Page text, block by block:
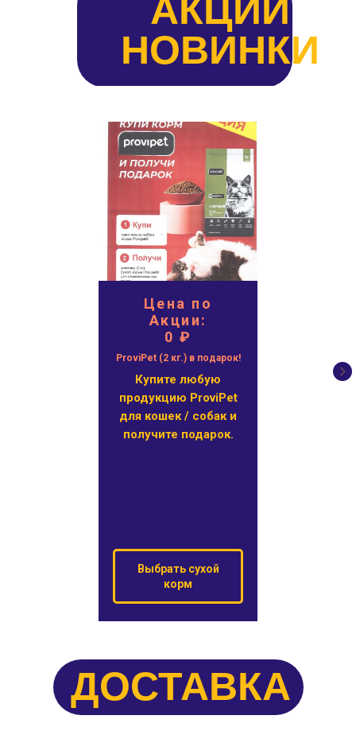
АКЦИИ
НОВИНКИ
Цена по
Акции:
0 ₽
ProviPet (2 кг.) в подарок!
Купите любую
продукцию ProviPet
для кошек / собак и
получите подарок.
Выбрать сухой
корм
ДОСТАВКА